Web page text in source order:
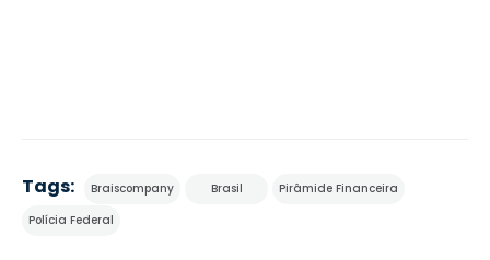
Tags: Braiscompany Brasil
Pirâmide Financeira
Polícia Federal